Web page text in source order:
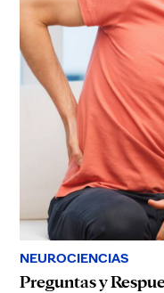
NEUROCIENCIAS
Preguntas y